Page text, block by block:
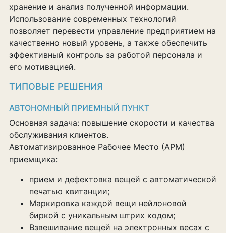
хранение и анализ полученной информации.
Использование современных технологий
позволяет перевести управление предприятием на
качественно новый уровень, а также обеспечить
эффективный контроль за работой персонала и
его мотивацией.
ТИПОВЫЕ РЕШЕНИЯ
АВТОНОМНЫЙ ПРИЕМНЫЙ ПУНКТ
Основная задача: повышение скорости и качества
обслуживания клиентов.
Автоматизированное Рабочее Место (АРМ)
приемщика:
прием и дефектовка вещей с автоматической
печатью квитанции;
Маркировка каждой вещи нейлоновой
биркой с уникальным штрих кодом;
Взвешивание вещей на электронных весах с